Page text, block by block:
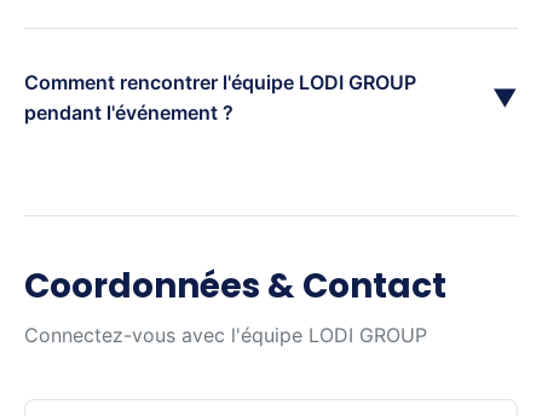
Comment rencontrer l'équipe LODI GROUP
pendant l'événement ?
▼
Coordonnées & Contact
Connectez-vous avec l'équipe LODI GROUP